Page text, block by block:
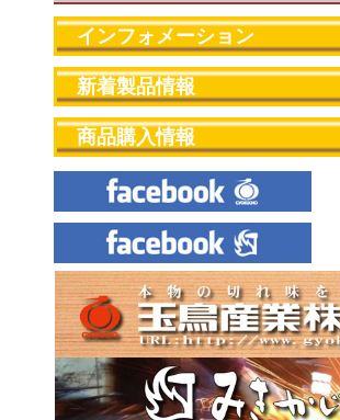
インフォメーション
新着製品情報
商品購入情報